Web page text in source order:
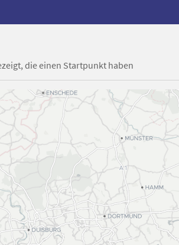
die einen Startpunkt haben